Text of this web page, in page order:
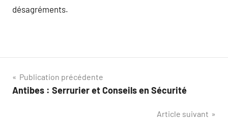
désagréments.
Navigation
de
Publication précédente
Antibes : Serrurier et Conseils en Sécurité
Article suivant